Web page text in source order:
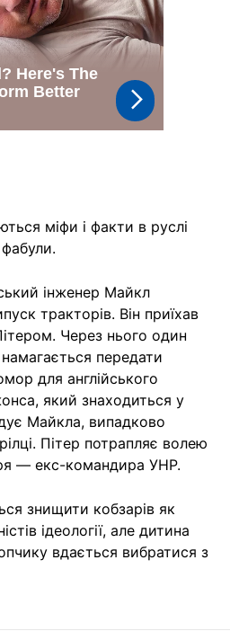
міфи і факти в руслі
інженер Майкл
тракторів. Він приїхав
Через нього один
передати
для англійського
який знаходиться у
Майкла, випадково
Пітер потрапляє волею
— екс-командира УНР.
знищити кобзарів як
ідеології, але дитина
вдається вибратися з